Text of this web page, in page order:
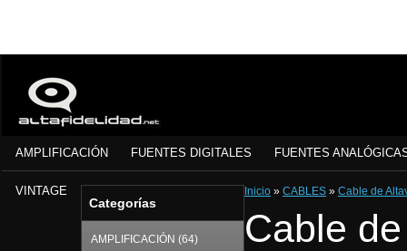
AMPLIFICACIÓN FUENTES DIGITALES FUENTES
VINTAGE
Categorías
AMPLIFICACIÓN (64)
Inicio » CABLES » Cable de
Cable